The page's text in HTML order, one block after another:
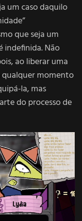
um caso daquilo
que seja um
indefinida. Não
ao liberar uma
qualquer momento
la, mas
do processo de